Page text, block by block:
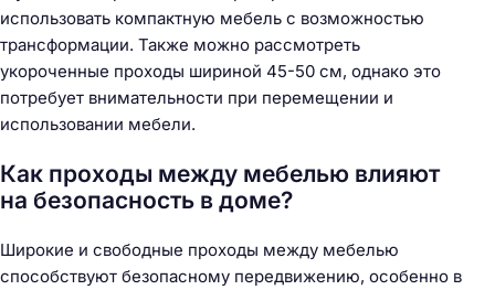
использовать компактную мебель с возможностью
трансформации. Также можно рассмотреть
укороченные проходы шириной 45-50 см, однако это
потребует внимательности при перемещении и
использовании мебели.
Как проходы между мебелью влияют
на безопасность в доме?
Широкие и свободные проходы между мебелью
способствуют безопасному передвижению, особенно в